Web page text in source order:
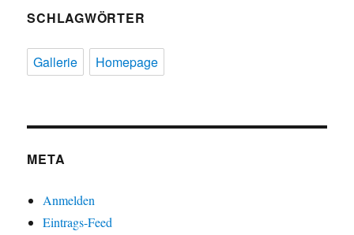
SCHLAGWÖRTER
Gallerie Homepage
META
Anmelden
Eintrags-Feed